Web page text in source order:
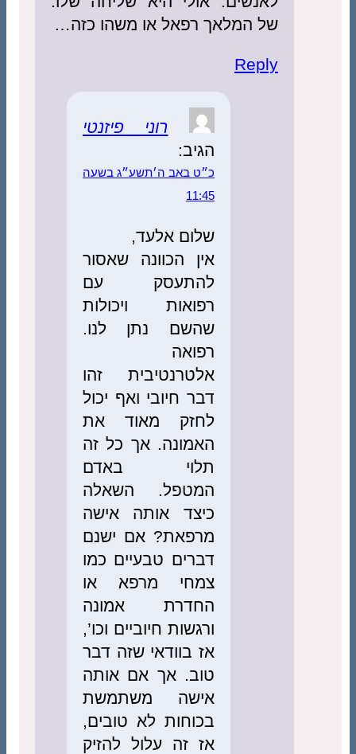
של המלאך רפאל או משהו כזה…
Reply
רוני פיזנטי
הגיב:
כ״ט באב ה׳תשע״ג בשעה
11:45
שלום אלעד,
אין הכוונה שאסור
להתעסק עם
רפואות ויכולות
שהשם נתן לנו.
רפואה
אלטרנטיבית זהו
דבר חיובי ואף יכול
לחזק מאוד את
האמונה. אך כל זה
תלוי באדם
המטפל. השאלה
כיצד אותה אישה
מרפאת? אם ישנם
דברים טבעיים כמו
צמחי מרפא או
החדרת אמונה
ורגשות חיוביים וכו’,
אז בוודאי שזה דבר
טוב. אך אם אותה
אישה משתמשת
בכוחות לא טובים,
אז זה עלול להזיק